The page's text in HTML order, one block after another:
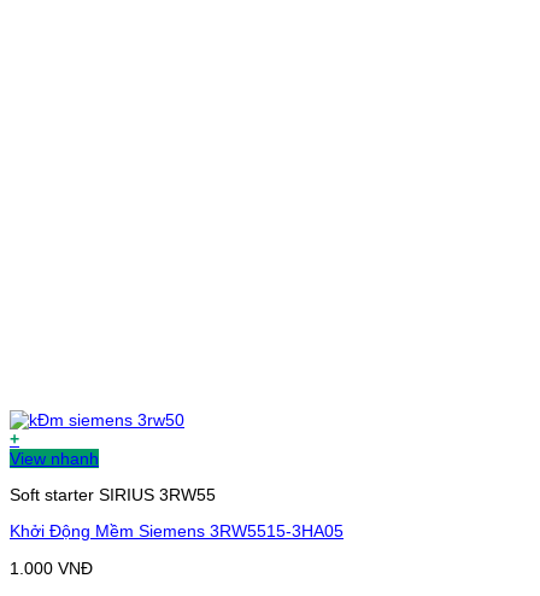
+
View nhanh
Soft starter SIRIUS 3RW55
Khởi Động Mềm Siemens 3RW5515-3HA05
1.000 VNĐ